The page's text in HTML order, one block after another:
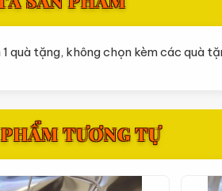
1 quà tặng, không chọn kèm các quà
TƯƠNG TỰ